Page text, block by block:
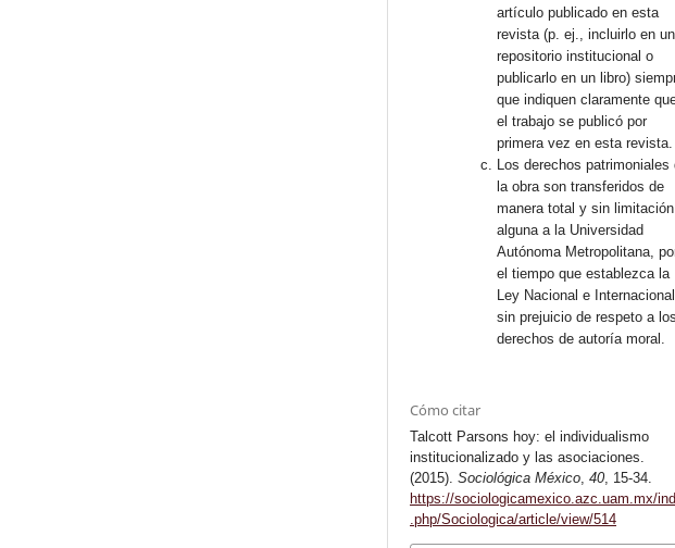
artículo publicado en esta
revista (p. ej., incluirlo en un
repositorio institucional o
publicarlo en un libro)
que indiquen claramente
el trabajo se publicó por
primera vez en esta revista.
Los derechos patrimoniales
la obra son transferidos de
manera total y sin limitación
alguna a la Universidad
Autónoma Metropolitana,
el tiempo que establezca la
Ley Nacional e
sin prejuicio de respeto a los
derechos de autoría moral.
Cómo citar
Talcott Parsons hoy: el individualismo
institucionalizado y las asociaciones.
(2015).Sociológica México ,40 , 15-34.
https://sociologicamexico.azc.uam.mx/
.php/Sociologica/article/view/514